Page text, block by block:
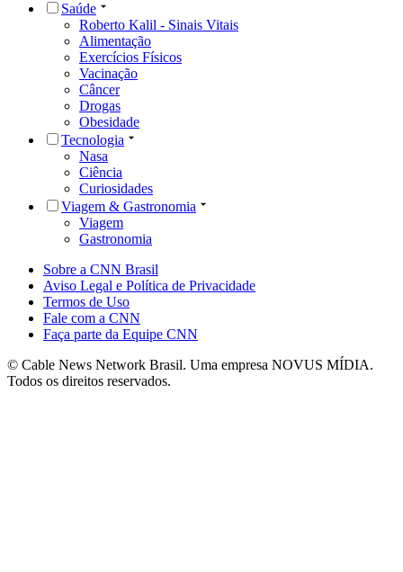
Saúde
Roberto Kalil - Sinais Vitais
Alimentação
Exercícios Físicos
Vacinação
Câncer
Drogas
Obesidade
Tecnologia
Nasa
Ciência
Curiosidades
Viagem & Gastronomia
Viagem
Gastronomia
Sobre a CNN Brasil
Aviso Legal e Política de Privacidade
Termos de Uso
Fale com a CNN
Faça parte da Equipe CNN
© Cable News Network Brasil. Uma empresa NOVUS MÍDIA.
Todos os direitos reservados.